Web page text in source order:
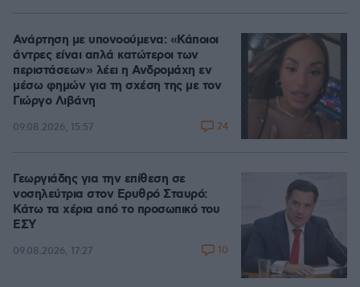
Ανάρτηση με υπονοούμενα: «Κάποιοι
άντρες είναι απλά κατώτεροι των
περιστάσεων» λέει η Ανδρομάχη εν
μέσω φημών για τη σχέση της με τον
Γιώργο Λιβάνη
09.08.2026, 15:57 24
Γεωργιάδης για την επίθεση σε
νοσηλεύτρια στον Ερυθρό Σταυρό:
Κάτω τα χέρια από το προσωπικό του
ΕΣΥ
09.08.2026, 17:27 10